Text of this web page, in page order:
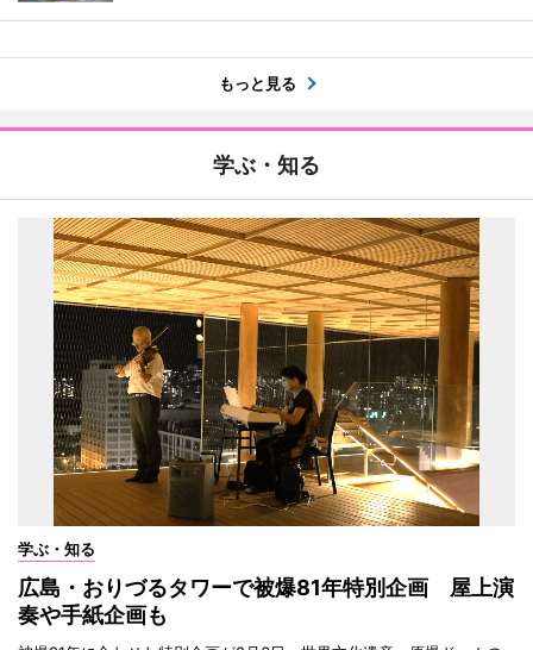
もっと見る
学ぶ・知る
学ぶ・知る
広島・おりづるタワーで被爆81年特別企画 屋上演
奏や手紙企画も